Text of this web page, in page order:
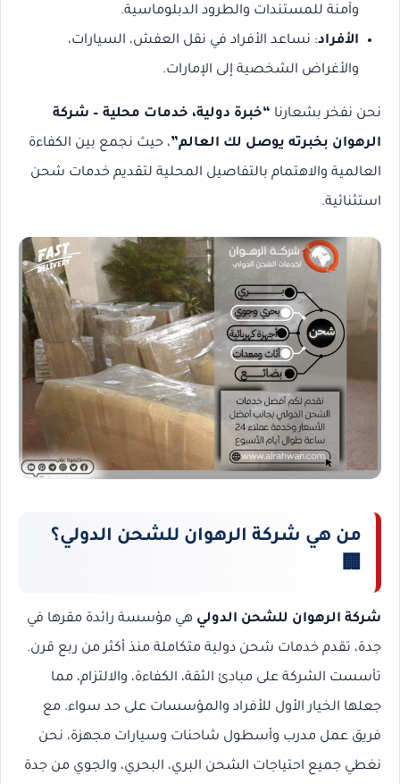
وآمنة للمستندات والطرود الدبلوماسية.
الأفراد: نساعد الأفراد في نقل العفش، السيارات،
والأغراض الشخصية إلى الإمارات.
نحن نفخر بشعارنا “خبرة دولية، خدمات محلية – شركة
الرهوان بخبرته يوصل لك العالم”، حيث نجمع بين الكفاءة
العالمية والاهتمام بالتفاصيل المحلية لتقديم خدمات شحن
استثنائية.
من هي شركة الرهوان للشحن الدولي؟
🏢
شركة الرهوان للشحن الدولي هي مؤسسة رائدة مقرها في
جدة، تقدم خدمات شحن دولية متكاملة منذ أكثر من ربع قرن.
تأسست الشركة على مبادئ الثقة، الكفاءة، والالتزام، مما
جعلها الخيار الأول للأفراد والمؤسسات على حد سواء. مع
فريق عمل مدرب وأسطول شاحنات وسيارات مجهزة، نحن
نغطي جميع احتياجات الشحن البري، البحري، والجوي من جدة